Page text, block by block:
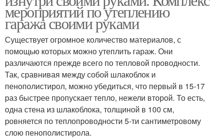
мероприятий по утеплению
гаража своими руками
Существует огромное количество материалов, с
помощью которых можно утеплить гараж. Они
различаются прежде всего по тепловой проводности.
Так, сравнивая между собой шлакоблок и
пенополистирол, можно убедиться, что первый в 15-17
раз быстрее пропускает тепло, нежели второй. То есть,
одна стена из шлакоблока, толщиной в 100 см,
ровняется по теплопроводности 5-ти сантиметровому
слою пенополистирола.